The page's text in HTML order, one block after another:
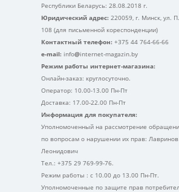
Республики Беларусь: 28.08.2018 г.
Юридический адрес: 220059, г. Минск, ул.
108 (для письменной кореспонденции)
Контактный телефон: +375 44 764-66-66
e-mail: info@internet-magazin.by
Режим работы интернет-магазина:
Онлайн-заказ: круглосуточно.
Оператор: 10.00-13.00 Пн-Пт
Доставка: 17.00-22.00 Пн-Пт
Информация для покупателя:
Уполномоченный на рассмотрение
по вопросам о нарушении их прав: Лавринов
Леонидович
Тел.: +375 29 769-99-76.
Режим работы : с 10.00 до 13.00 Пн-Пт.
Уполномоченные по защите прав